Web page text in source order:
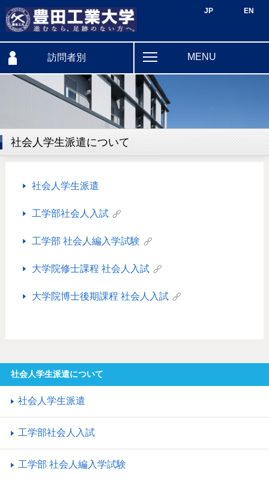
JP EN
訪問者別 MENU
社会人学生派遣について
社会人学生派遣
工学部社会人入試
工学部 社会人編入学試験
大学院修士課程 社会人入試
大学院博士後期課程 社会人入試
社会人学生派遣について
社会人学生派遣
工学部社会人入試
工学部 社会人編入学試験